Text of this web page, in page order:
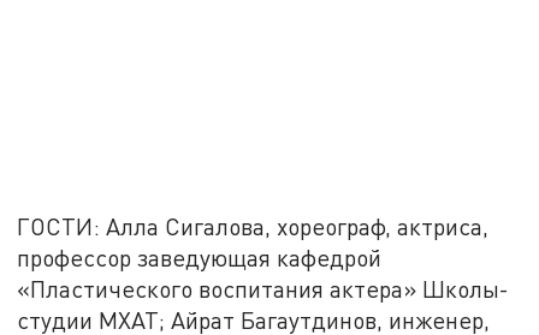
ГОСТИ: Алла Сигалова, хореограф, актриса,
профессор заведующая кафедрой
«Пластического воспитания актера» Школы-
студии МХАТ; Айрат Багаутдинов, инженер,